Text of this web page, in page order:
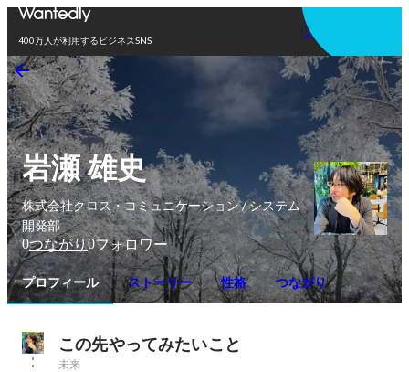
400万人が利用するビジネスSNS
アプリを使う
岩瀬 雄史
株式会社クロス・コミュニケーション / システム
開発部
0つながり0フォロワー
プロフィール ストーリー 性格 つながり
この先やってみたいこと
未来